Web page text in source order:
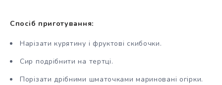
Спосіб приготування:
Нарізати курятину і фруктові скибочки.
Сир подрібнити на тертці.
Порізати дрібними шматочками мариновані огірки.